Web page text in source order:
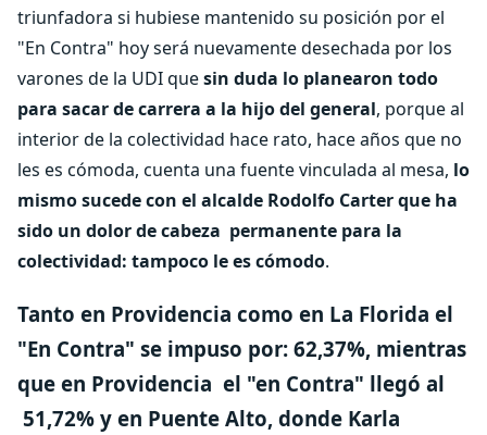
triunfadora si hubiese mantenido su posición por el
"En Contra" hoy será nuevamente desechada por los
varones de la UDI quesin duda lo planearon todo
para sacar de carrera a la hijo del general, porque al
interior de la colectividad hace rato, hace años que no
les es cómoda, cuenta una fuente vinculada al mesa, lo
mismo sucede con el alcalde Rodolfo Carter que ha
sido un dolor de cabeza permanente para la
colectividad: tampoco le es cómodo.
Tanto en Providencia como en La Florida el
"En Contra" se impuso por: 62,37%, mientras
que en Providencia el "en Contra" llegó al
51,72% y en Puente Alto, donde Karla